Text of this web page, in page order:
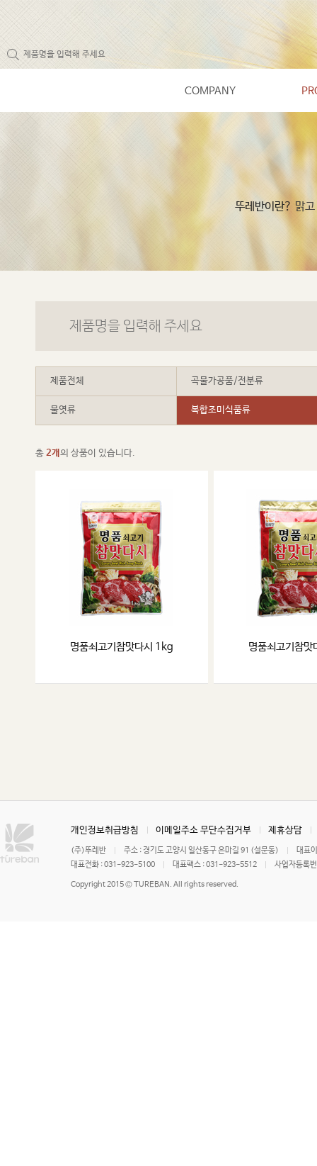
COMPANY
뚜레반이란? 맑
제품전체 곡물가공품/전분류
물엿류 복합조미식품류
총 2개 의 상품이 있습니다.
명품쇠고기참맛다시 1kg 명품쇠고기참
개인정보취급방침 이메일주소 무단수집거부 제휴상담
(주)뚜레반 주소 : 경기도 고양시 일산동구 은마길 91 (설문동)
대표
대표전화 : 031-923-5100
대표팩스 : 031-923-5512 사업자등록
Copyright 2015 © TUREBAN. All rights reserved.